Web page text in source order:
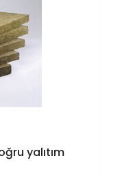
yalıtım